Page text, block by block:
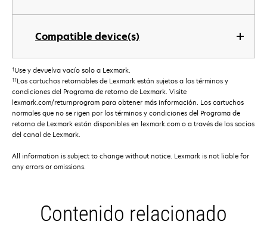
Compatible device(s)
†Use y devuelva vacío solo a Lexmark.
††Los cartuchos retornables de Lexmark están sujetos a los términos y
condiciones del Programa de retorno de Lexmark. Visite
lexmark.com/returnprogram para obtener más información. Los cartuchos
normales que no se rigen por los términos y condiciones del Programa de
retorno de Lexmark están disponibles en lexmark.com o a través de los socios
del canal de Lexmark.
All information is subject to change without notice. Lexmark is not liable for
any errors or omissions.
Contenido relacionado